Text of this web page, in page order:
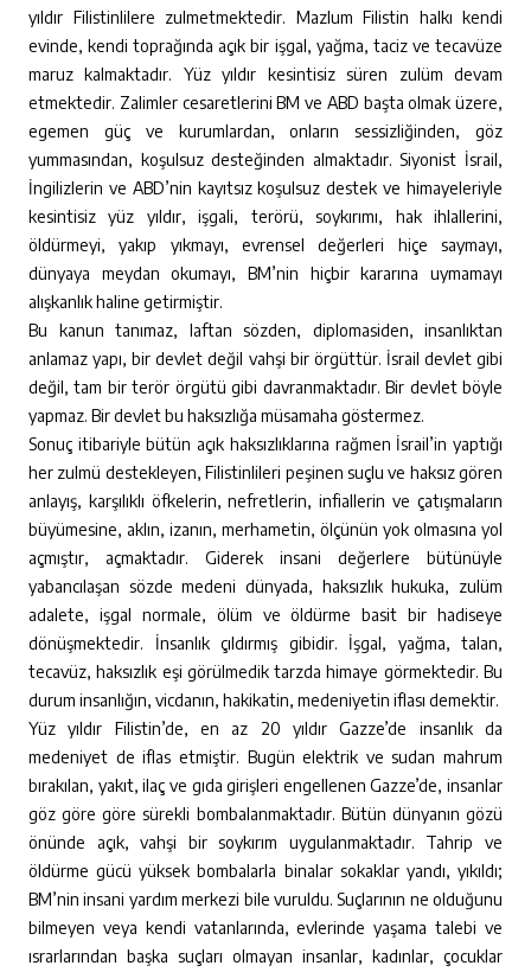
yıldır Filistinlilere zulmetmektedir. Mazlum Filistin halkı kendi
evinde, kendi toprağında açık bir işgal, yağma, taciz ve tecavüze
maruz kalmaktadır. Yüz yıldır kesintisiz süren zulüm devam
etmektedir. Zalimler cesaretlerini BM ve ABD başta olmak üzere,
egemen güç ve kurumlardan, onların sessizliğinden, göz
yummasından, koşulsuz desteğinden almaktadır. Siyonist İsrail,
İngilizlerin ve ABD’nin kayıtsız koşulsuz destek ve himayeleriyle
kesintisiz yüz yıldır, işgali, terörü, soykırımı, hak ihlallerini,
öldürmeyi, yakıp yıkmayı, evrensel değerleri hiçe saymayı,
dünyaya meydan okumayı, BM’nin hiçbir kararına uymamayı
alışkanlık haline getirmiştir.
Bu kanun tanımaz, laftan sözden, diplomasiden, insanlıktan
anlamaz yapı, bir devlet değil vahşi bir örgüttür. İsrail devlet gibi
değil, tam bir terör örgütü gibi davranmaktadır. Bir devlet böyle
yapmaz. Bir devlet bu haksızlığa müsamaha göstermez.
Sonuç itibariyle bütün açık haksızlıklarına rağmen İsrail’in yaptığı
her zulmü destekleyen, Filistinlileri peşinen suçlu ve haksız gören
anlayış, karşılıklı öfkelerin, nefretlerin, infiallerin ve çatışmaların
büyümesine, aklın, izanın, merhametin, ölçünün yok olmasına yol
açmıştır, açmaktadır. Giderek insani değerlere bütünüyle
yabancılaşan sözde medeni dünyada, haksızlık hukuka, zulüm
adalete, işgal normale, ölüm ve öldürme basit bir hadiseye
dönüşmektedir. İnsanlık çıldırmış gibidir. İşgal, yağma, talan,
tecavüz, haksızlık eşi görülmedik tarzda himaye görmektedir. Bu
durum insanlığın, vicdanın, hakikatin, medeniyetin iflası demektir.
Yüz yıldır Filistin’de, en az 20 yıldır Gazze’de insanlık da
medeniyet de iflas etmiştir. Bugün elektrik ve sudan mahrum
bırakılan, yakıt, ilaç ve gıda girişleri engellenen Gazze’de, insanlar
göz göre göre sürekli bombalanmaktadır. Bütün dünyanın gözü
önünde açık, vahşi bir soykırım uygulanmaktadır. Tahrip ve
öldürme gücü yüksek bombalarla binalar sokaklar yandı, yıkıldı;
BM’nin insani yardım merkezi bile vuruldu. Suçlarının ne olduğunu
bilmeyen veya kendi vatanlarında, evlerinde yaşama talebi ve
ısrarlarından başka suçları olmayan insanlar, kadınlar, çocuklar